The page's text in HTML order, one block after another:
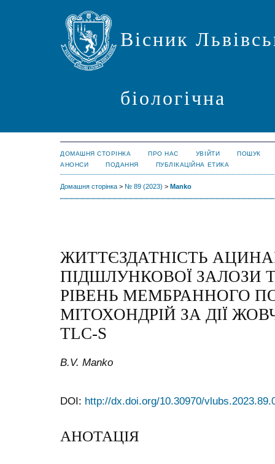
Вісник
біологічна
ДОМАШНЯ СТОРІНКА ПРО НАС УВІЙТИ
ПОШУК
АНОНСИ
ПОДАННЯ ПУБЛІКАЦІЙНА ЕТИКА
Домашня сторінка > № 89 (2023) > Manko
ЖИТТЄЗДАТНІСТЬ
ПІДШЛУНКОВОЇ ЗАЛОЗИ
РІВЕНЬ МЕМБРАННОГО
МІТОХОНДРІЙ ЗА ДІЇ
TLC-S
B.V. Manko
DOI: http://dx.doi.org/10.30970/
АНОТАЦІЯ